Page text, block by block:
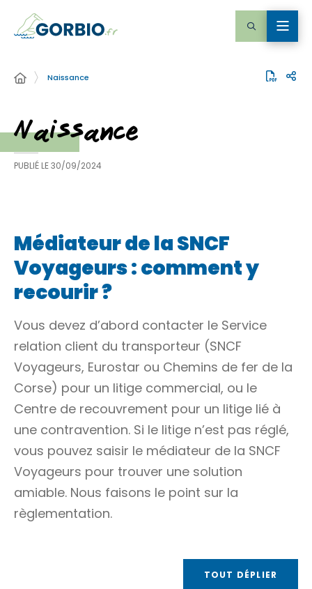
Naissance
Naissance
PUBLIÉ LE30/09/2024
Médiateur de la SNCF
Voyageurs : comment y
recourir ?
Vous devez d’abord contacter le Service
relation client du transporteur (SNCF
Voyageurs, Eurostar ou Chemins de fer de la
Corse) pour un litige commercial, ou le
Centre de recouvrement pour un litige lié à
une contravention. Si le litige n’est pas réglé,
vous pouvez saisir le médiateur de la SNCF
Voyageurs pour trouver une solution
amiable. Nous faisons le point sur la
règlementation.
TOUT DÉPLIER